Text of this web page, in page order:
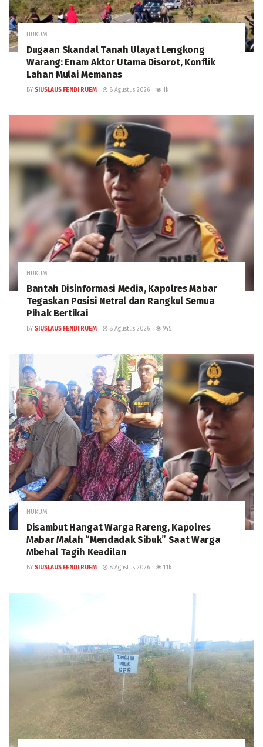
HUKUM
Dugaan Skandal Tanah Ulayat Lengkong
Warang: Enam Aktor Utama Disorot, Konflik
Lahan Mulai Memanas
BY SIUSLAUS FENDI RUEM 8 Agustus 2026 1k
HUKUM
Bantah Disinformasi Media, Kapolres Mabar
Tegaskan Posisi Netral dan Rangkul Semua
Pihak Bertikai
BY SIUSLAUS FENDI RUEM 8 Agustus 2026 945
HUKUM
Disambut Hangat Warga Rareng, Kapolres
Mabar Malah “Mendadak Sibuk” Saat Warga
Mbehal Tagih Keadilan
BY SIUSLAUS FENDI RUEM 8 Agustus 2026 1.1k